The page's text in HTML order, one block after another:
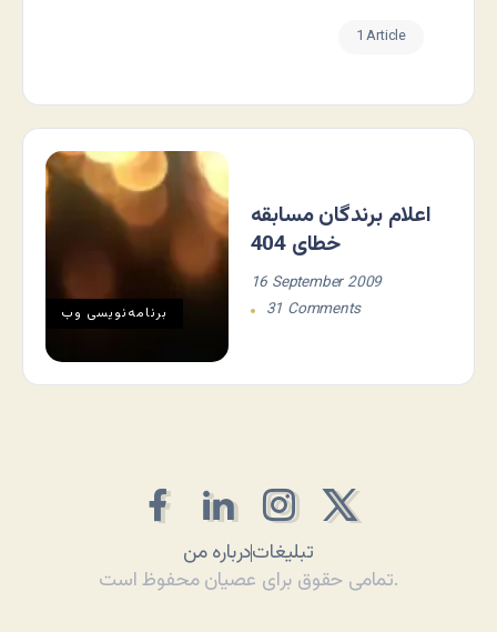
1 Article
برنامه‌نويسی وب
اعلام برندگان مسابقه
خطای 404
16 September 2009
31 Comments
درباره منتبلیغات
تمامی حقوق برای عصیان محفوظ است.